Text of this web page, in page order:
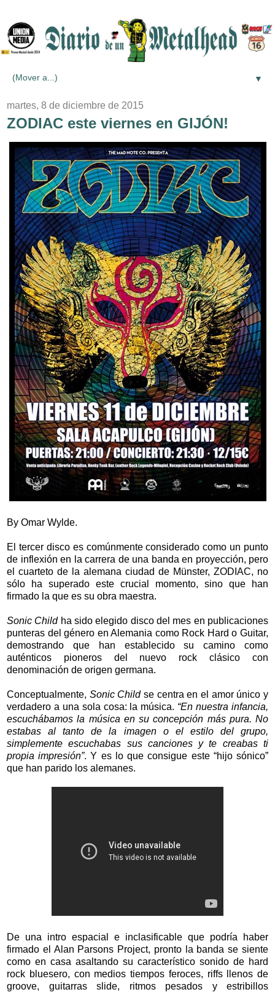
▼
martes, 8 de diciembre de 2015
ZODIAC este viernes en GIJÓN!
By Omar Wylde.
El tercer disco es comúnmente considerado como un punto
de inflexión en la carrera de una banda en proyección, pero
el cuarteto de la alemana ciudad de Münster, ZODIAC, no
sólo ha superado este crucial momento, sino que han
firmado la que es su obra maestra.
Sonic Childha sido elegido disco del mes en publicaciones
punteras del género en Alemania como Rock Hard o Guitar,
demostrando que han establecido su camino como
auténticos pioneros del nuevo rock clásico con
denominación de origen germana.
Conceptualmente, Sonic Childse centra en el amor único y
verdadero a una sola cosa: la música. “En nuestra infancia,
escuchábamos la música en su concepción más pura. No
estabas al tanto de la imagen o el estilo del grupo,
simplemente escuchabas sus canciones y te creabas ti
propia impresión”. Y es lo que consigue este “hijo sónico”
que han parido los alemanes.
De una intro espacial e inclasificable que podría haber
firmado el Alan Parsons Project, pronto la banda se siente
como en casa asaltando su característico sonido de hard
rock bluesero, con medios tiempos feroces, riffs llenos de
groove, guitarras slide, ritmos pesados y estribillos